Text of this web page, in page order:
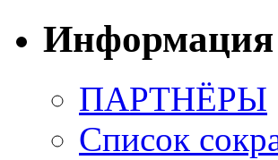
Информация
ПАРТНЁРЫ
Список